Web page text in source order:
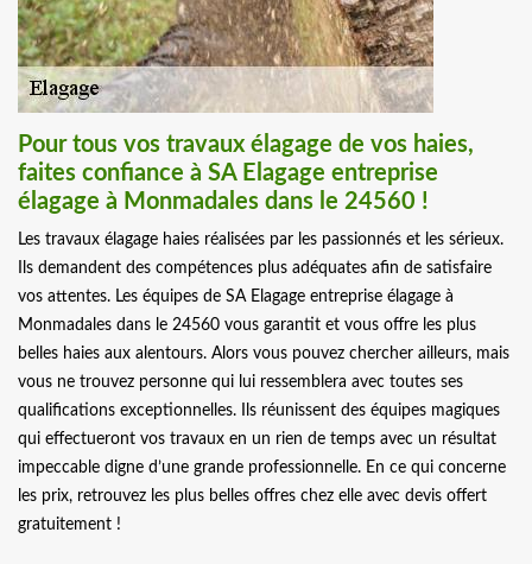
Pour tous vos travaux élagage de vos haies,
faites confiance à SA Elagage entreprise
élagage à Monmadales dans le 24560 !
Les travaux élagage haies réalisées par les passionnés et les sérieux.
Ils demandent des compétences plus adéquates afin de satisfaire
vos attentes. Les équipes de SA Elagage entreprise élagage à
Monmadales dans le 24560 vous garantit et vous offre les plus
belles haies aux alentours. Alors vous pouvez chercher ailleurs, mais
vous ne trouvez personne qui lui ressemblera avec toutes ses
qualifications exceptionnelles. Ils réunissent des équipes magiques
qui effectueront vos travaux en un rien de temps avec un résultat
impeccable digne d’une grande professionnelle. En ce qui concerne
les prix, retrouvez les plus belles offres chez elle avec devis offert
gratuitement !